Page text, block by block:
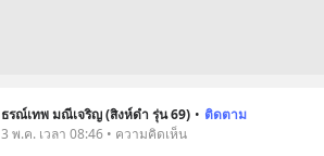
ธรณ์เทพ มณีเจริญ (สิงห์ดำ รุ่น 69) • ติดตาม
3 พ.ค. เวลา 08:46 • ความคิดเห็น